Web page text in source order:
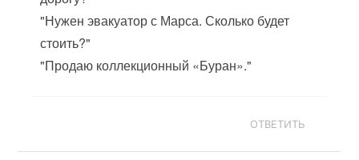
"Нужен эвакуатор с Марса. Сколько будет
стоить?"
"Продаю коллекционный «Буран»."
ОТВЕТИТЬ